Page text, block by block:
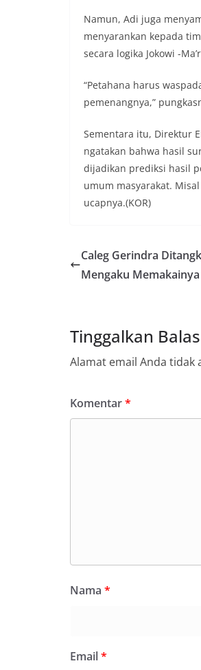
Namun, Adi juga
menya­rankan kepada
secara logika Jokowi -
“Petahana harus
pemenangnya,”
Sementara itu, Direktur
ngatakan bahwa hasil
dijadikan prediksi hasil
umum masyarakat.
ucapnya.(KOR)
Caleg Gerindra
Mengaku
Tinggalkan
Alamat email Anda tidak
Komentar*
Nama *
Email*